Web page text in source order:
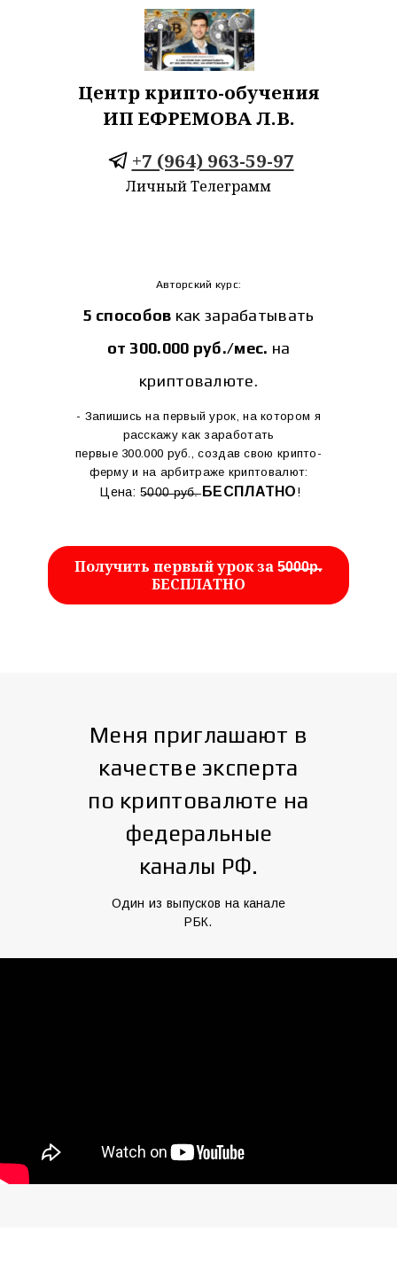
Центр крипто-обучения
ИП ЕФРЕМОВА Л.В.
+7 (964) 963-59-97
Личный Телеграмм
Авторский курс:
5 способов как зарабатывать
от 300.000 руб./мес. на
криптовалюте.
- Запишись на первый урок, на котором я
расскажу как заработать
первые 300.000 руб., создав свою крипто-
ферму и на арбитраже криптовалют:
Цена: 5̶0̶0̶0̶ ̶р̶у̶б̶.̶ БЕСПЛАТНО!
Получить первый урок за 5̶0̶0̶0̶р̶.
БЕСПЛАТНО
Меня приглашают в
качестве эксперта
по криптовалюте на
федеральные
каналы РФ.
Один из выпусков на канале
РБК.